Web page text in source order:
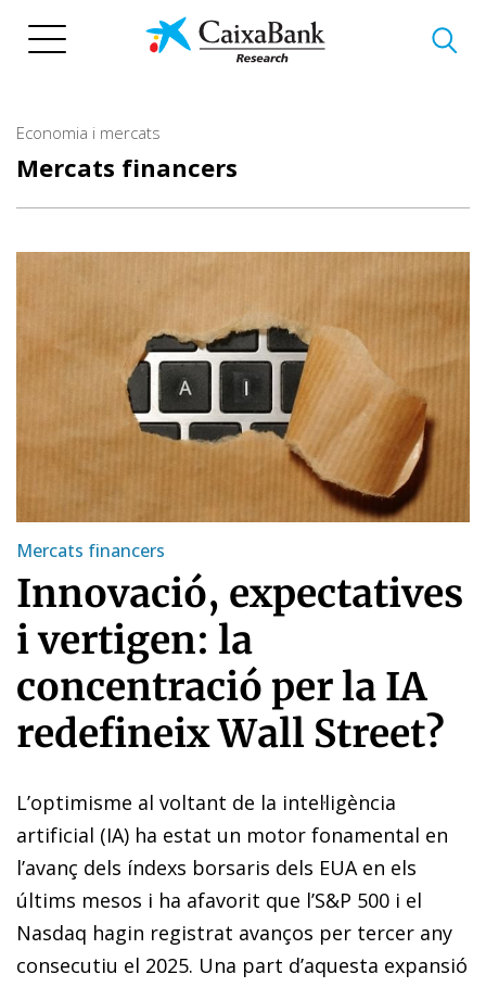
Economia i mercats
Mercats financers
Mercats financers
Innovació, expectatives
i vertigen: la
concentració per la IA
redefineix Wall Street?
L’optimisme al voltant de la intel·ligència
artificial (IA) ha estat un motor fonamental en
l’avanç dels índexs borsaris dels EUA en els
últims mesos i ha afavorit que l’S&P 500 i el
Nasdaq hagin registrat avanços per tercer any
consecutiu el 2025. Una part d’aquesta expansió